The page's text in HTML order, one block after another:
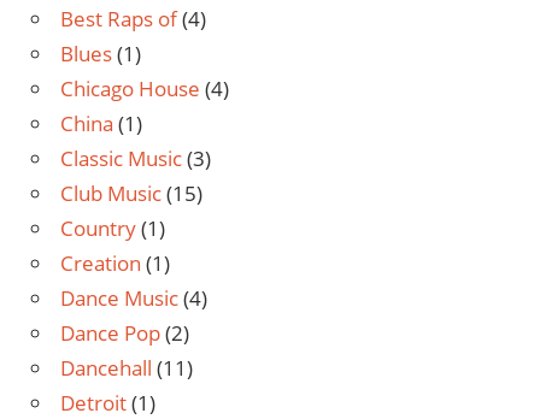
Best Raps of(4)
Blues(1)
Chicago House (4)
China (1)
Classic Music(3)
Club Music(15)
Country(1)
Creation (1)
Dance Music(4)
Dance Pop(2)
Dancehall (11)
Detroit(1)